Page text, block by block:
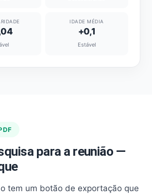
IDADE MÉDIA
+0,1
Estável
para a reunião —
tem um botão de exportação que